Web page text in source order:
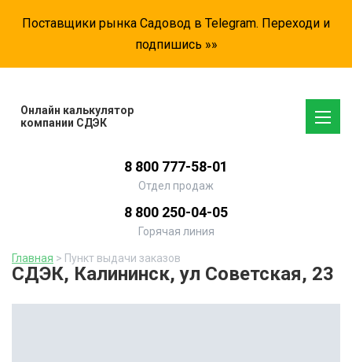
Поставщики рынка Садовод в Telegram. Переходи и
подпишись »»
Онлайн калькулятор
компании СДЭК
8 800 777-58-01
Отдел продаж
8 800 250-04-05
Горячая линия
Главная > Пункт выдачи заказов
СДЭК, Калининск, ул Советская, 23